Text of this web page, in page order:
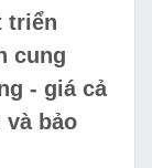
triển
cung
- giá cả
và bảo